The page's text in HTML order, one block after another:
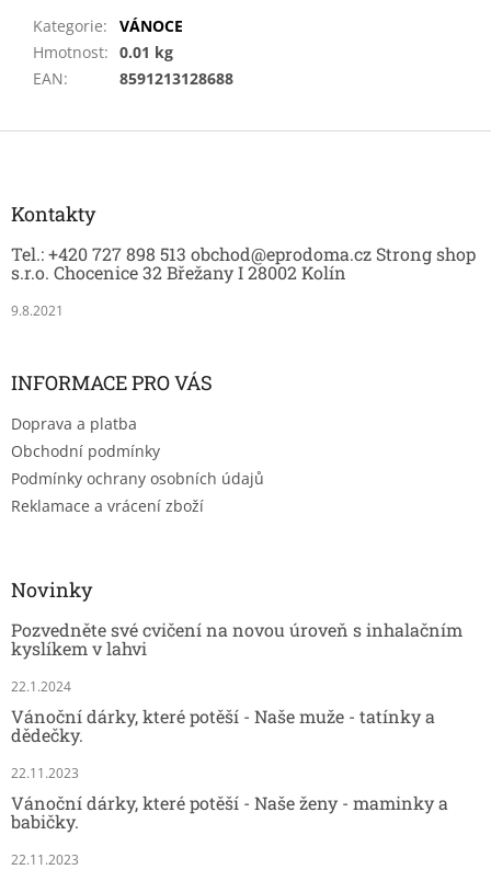
Kategorie:
VÁNOCE
Hmotnost: 0.01 kg
EAN: 8591213128688
Kontakty
Tel.: +420 727 898 513 obchod@eprodoma.cz Strong shop
s.r.o. Chocenice 32 Břežany I 28002 Kolín
9.8.2021
INFORMACE PRO VÁS
Doprava a platba
Obchodní podmínky
Podmínky ochrany osobních údajů
Reklamace a vrácení zboží
Novinky
Pozvedněte své cvičení na novou úroveň s inhalačním
kyslíkem v lahvi
22.1.2024
Vánoční dárky, které potěší - Naše muže - tatínky a
dědečky.
22.11.2023
Vánoční dárky, které potěší - Naše ženy - maminky a
babičky.
22.11.2023